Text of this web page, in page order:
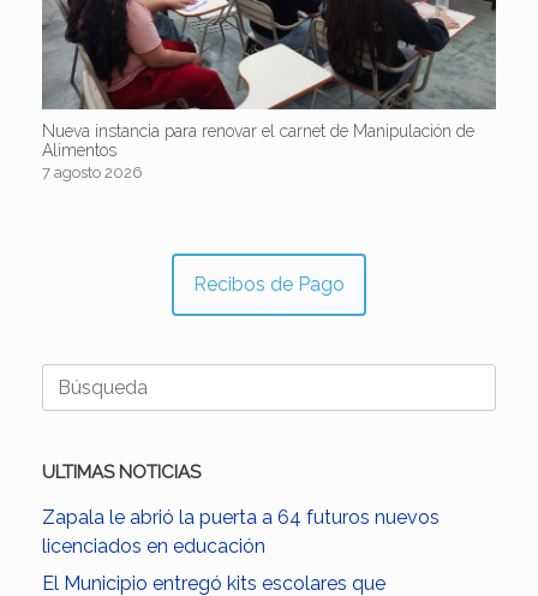
Nueva instancia para renovar el carnet de Manipulación de
Alimentos
7 agosto 2026
Recibos de Pago
Buscar:
ULTIMAS NOTICIAS
Zapala le abrió la puerta a 64 futuros nuevos
licenciados en educación
El Municipio entregó kits escolares que